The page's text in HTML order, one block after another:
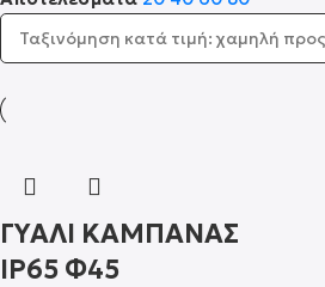
ΓΥΑΛΙ ΚΑΜΠΑΝΑΣ
IP65 Φ45